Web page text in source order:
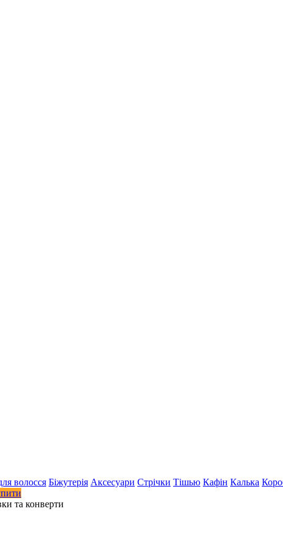
волосся Біжутерія Аксесуари Стрiчки Тішью Кафін Калька
та конверти